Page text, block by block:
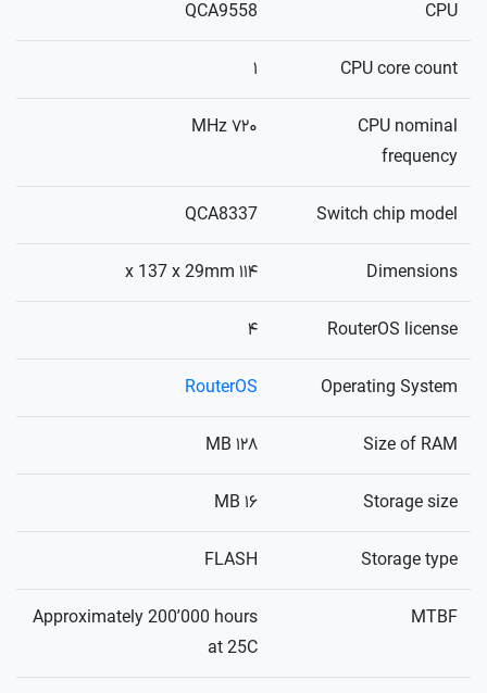
CPU
QCA9558
CPU core count ۱
CPU nominal
frequency
۷۲۰ MHz
Switch chip model
QCA8337
Dimensions ۱۱۴ x 137 x 29mm
RouterOS license ۴
Operating System
RouterOS
Size of RAM ۱۲۸ MB
Storage size ۱۶ MB
Storage type
FLASH
MTBF
Approximately 200’000 hours
at 25C